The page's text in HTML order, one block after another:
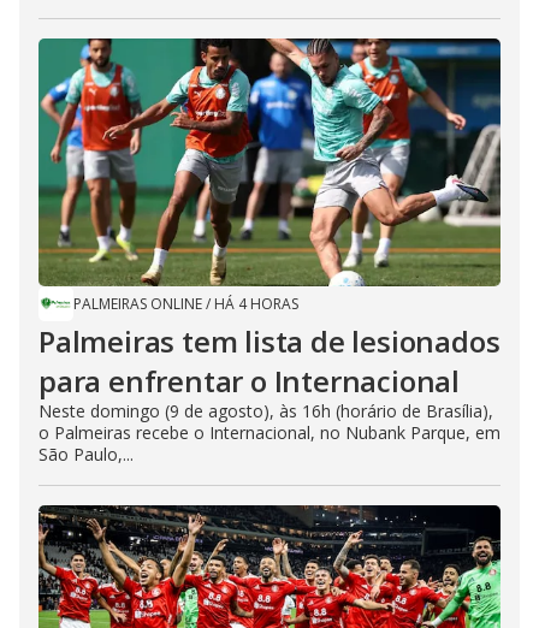
PALMEIRAS ONLINE/ HÁ 4 HORAS
Palmeiras tem lista de lesionados
para enfrentar o Internacional
Neste domingo (9 de agosto), às 16h (horário de Brasília),
o Palmeiras recebe o Internacional, no Nubank Parque, em
São Paulo,...